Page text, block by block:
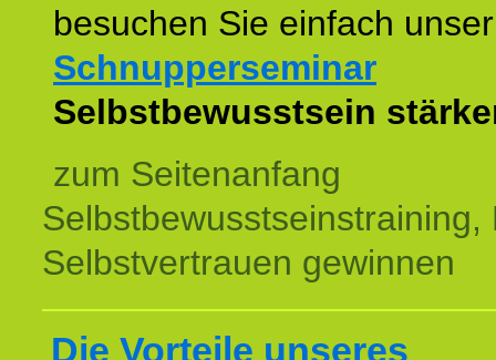
besuchen Sie einfach unser
Schnupperseminar
Selbstbewusstsein
zum Seitenanfang
Selbstbewusstseinstraining,
Selbstvertrauen gewinnen
Die Vorteile unseres